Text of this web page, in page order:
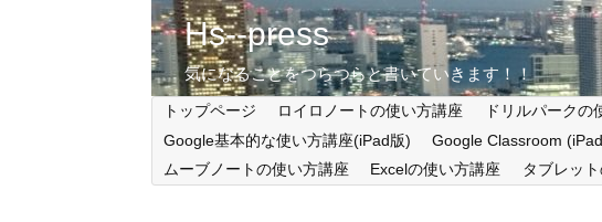
Hs--press
気になることをつらつらと書いていきます！！
トップページ ロイロノートの使い方講座 ドリルパークの
Google基本的な使い方講座(iPad版)
Google Classroom
ムーブノートの使い方講座
Excelの使い方講座 タブレッ